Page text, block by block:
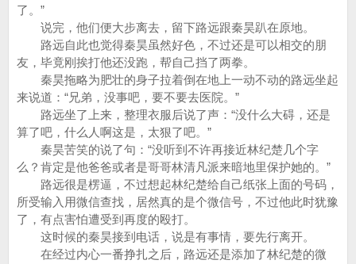
了。”
说完，他们便大步离去，留下路远跟秦昊趴在原地。
路远自此也觉得秦昊虽然好色，不过还是可以相交的朋
友，毕竟刚挨打他还没跑，帮自己挡了两拳。
秦昊拖略为肥壮的身子拉着倒在地上一动不动的路远坐起
来说道：“兄弟，没事吧，要不要去医院。”
路远坐了上来，整理衣服后说了声：“没什么大碍，还是
算了吧，什么人啊这是，太狠了吧。”
秦昊苦笑的说了句：“没听到不许再接近林纪楚几个字
么？肯定是他爸爸或者是哥哥林清凡派来暗地里保护她的。”
路远很是楞逼，不过想起林纪楚给自己纸张上面的号码，
所受输入用微信查找，居然真的是个微信号，不过他此时犹豫
了，有点害怕遭受到再度的殴打。
这时候的秦昊接到电话，说是有事情，要先行离开。
在经过内心一番挣扎之后，路远还是添加了林纪楚的微